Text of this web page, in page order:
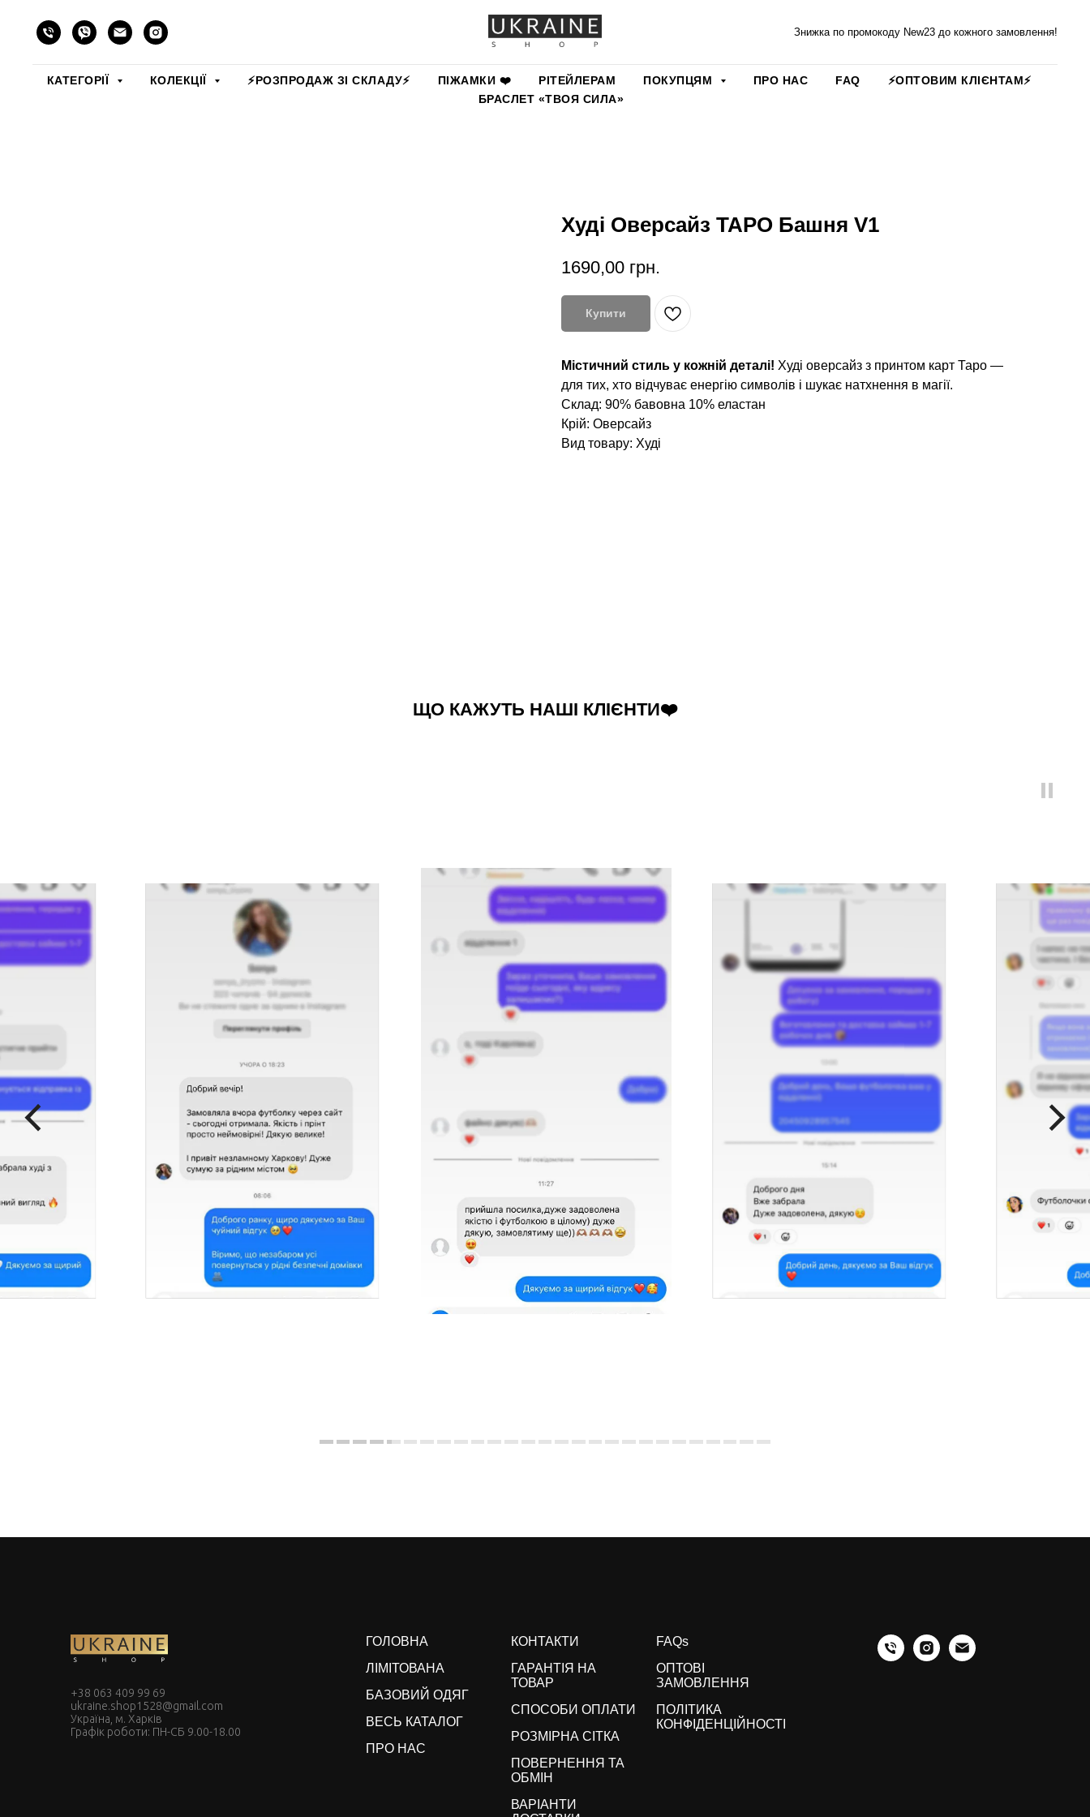
Знижка по промокоду New23 до кожного замовлення!
КАТЕГОРІЇ КОЛЕКЦІЇ ⚡️РОЗПРОДАЖ ЗІ СКЛАДУ⚡️ ПІЖАМКИ ❤️ РІТЕЙЛЕРАМ ПОКУПЦЯМ ПРО НАС FAQ
⚡️ОПТОВИМ КЛІЄНТАМ⚡️
БРАСЛЕТ «ТВОЯ СИЛА»
Худі Оверсайз ТАРО Башня V1
1690,00 грн.
Купити
Містичний стиль у кожній деталі! Худі оверсайз з принтом карт Таро —
для тих, хто відчуває енергію символів і шукає натхнення в магії.
Склад: 90% бавовна 10% еластан
Крій: Оверсайз
Вид товару: Худі
ЩО КАЖУТЬ НАШІ КЛІЄНТИ❤️
+38 063 409 99 69
ukraine.shop1528@gmail.com
Україна, м. Харків
Графік роботи: ПН-СБ 9.00-18.00
ГОЛОВНА
ЛІМІТОВАНА
БАЗОВИЙ ОДЯГ
ВЕСЬ КАТАЛОГ
ПРО НАС
КОНТАКТИ
ГАРАНТІЯ НА
ТОВАР
СПОСОБИ ОПЛАТИ
РОЗМІРНА СІТКА
ПОВЕРНЕННЯ ТА
ОБМІН
ВАРІАНТИ
FAQs
ОПТОВІ
ЗАМОВЛЕННЯ
ПОЛІТИКА
КОНФІДЕНЦІЙНОСТІ